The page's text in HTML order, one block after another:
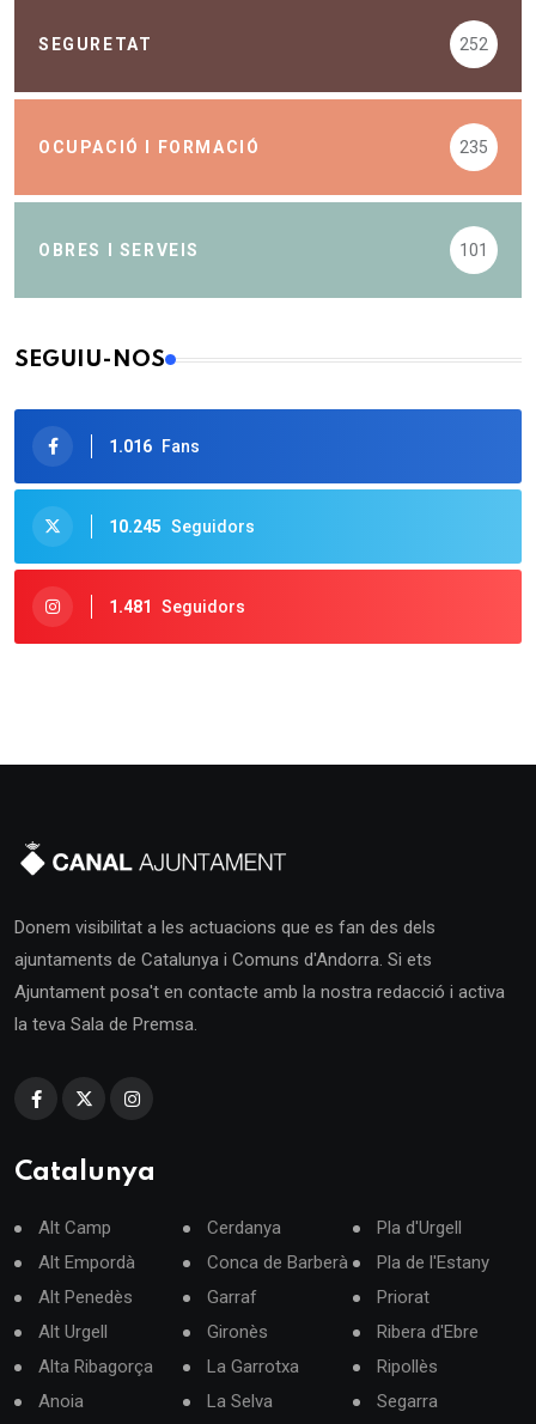
SEGURETAT 252
OCUPACIÓ I FORMACIÓ 235
OBRES I SERVEIS 101
SEGUIU-NOS
1.016 Fans
10.245 Seguidors
1.481 Seguidors
Donem visibilitat a les actuacions que es fan des dels
ajuntaments de Catalunya i Comuns d'Andorra. Si ets
Ajuntament posa't en contacte amb la nostra redacció i activa
la teva Sala de Premsa.
Catalunya
Alt Camp
Alt Empordà
Alt Penedès
Alt Urgell
Alta Ribagorça
Anoia
Cerdanya
Conca de Barberà
Garraf
Gironès
La Garrotxa
La Selva
Pla d'Urgell
Pla de l'Estany
Priorat
Ribera d'Ebre
Ripollès
Segarra